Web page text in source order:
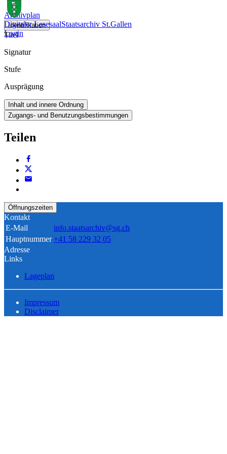
Digitaler LesesaalStaatsarchiv St.Gallen
Login
Archivplan
Identifikation
Titel
Signatur
Stufe
Ausprägung
Inhalt und innere Ordnung
Zugangs- und Benutzungsbestimmungen
Teilen
Öffnungszeiten
Kontakt
E-Mail
info.staatsarchiv@sg.ch
Hauptnummer +41 58 229 32 05
Adresse
Links
Lageplan
Impressum
Disclaimer